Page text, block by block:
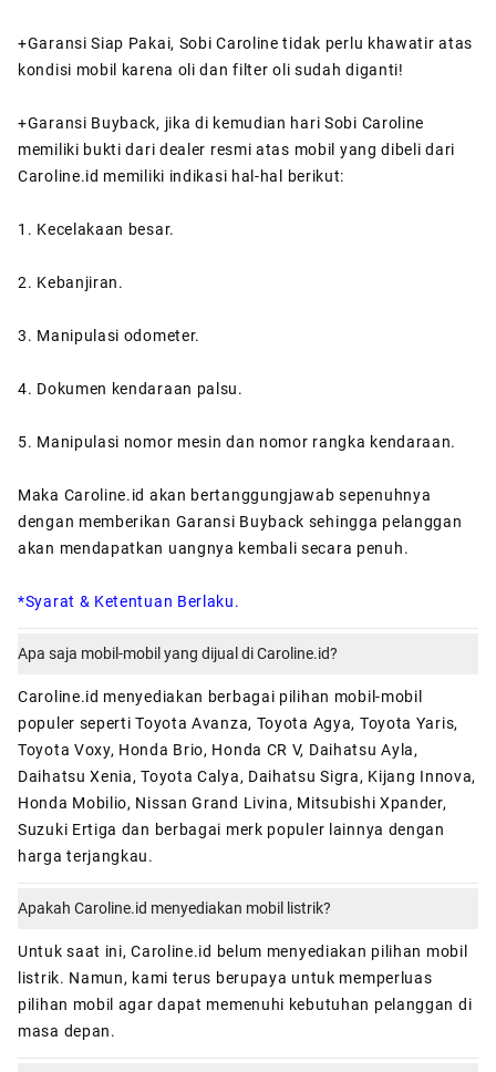
+Garansi Siap Pakai, Sobi Caroline tidak perlu khawatir atas
kondisi mobil karena oli dan filter oli sudah diganti!
+Garansi Buyback, jika di kemudian hari Sobi Caroline
memiliki bukti dari dealer resmi atas mobil yang dibeli dari
Caroline.id memiliki indikasi hal-hal berikut:
1. Kecelakaan besar.
2. Kebanjiran.
3. Manipulasi odometer.
4. Dokumen kendaraan palsu.
5. Manipulasi nomor mesin dan nomor rangka kendaraan.
Maka Caroline.id akan bertanggungjawab sepenuhnya
dengan memberikan Garansi Buyback sehingga pelanggan
akan mendapatkan uangnya kembali secara penuh.
*Syarat & Ketentuan Berlaku.
Apa saja mobil-mobil yang dijual di Caroline.id?
Caroline.id menyediakan berbagai pilihan mobil-mobil
populer seperti Toyota Avanza, Toyota Agya, Toyota Yaris,
Toyota Voxy, Honda Brio, Honda CR V, Daihatsu Ayla,
Daihatsu Xenia, Toyota Calya, Daihatsu Sigra, Kijang Innova,
Honda Mobilio, Nissan Grand Livina, Mitsubishi Xpander,
Suzuki Ertiga dan berbagai merk populer lainnya dengan
harga terjangkau.
Apakah Caroline.id menyediakan mobil listrik?
Untuk saat ini, Caroline.id belum menyediakan pilihan mobil
listrik. Namun, kami terus berupaya untuk memperluas
pilihan mobil agar dapat memenuhi kebutuhan pelanggan di
masa depan.